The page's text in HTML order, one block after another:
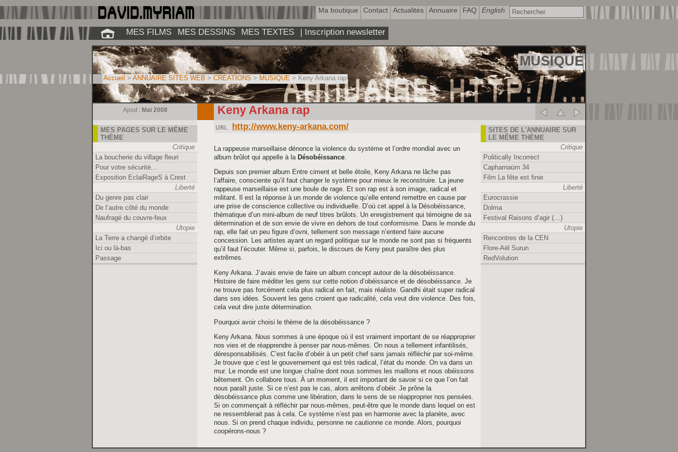
Ajout : Mai 2008
MES PAGES SUR LE MÊME
THÈME
Critique
La boucherie du village fleuri
Pour votre sécurité...
Exposition EclaiRageS à Crest
Liberté
Du genre pas clair
De l’autre côté du monde
Naufragé du couvre-feux
Utopie
La Terre a changé d’orbite
Ici ou là-bas
Passage
Keny Arkana rap
http://www.keny-arkana.com/
La rappeuse marseillaise dénonce la violence du système et l’ordre mondial avec un
album brûlot qui appelle à la Désobéissance
Depuis son premier album Entre ciment et belle étoile, Keny Arkana ne lâche pas
l’affaire, consciente qu’il faut changer le système pour mieux le reconstruire. La jeune
rappeuse marseillaise est une boule de rage. Et son rap est à son image, radical et
militant. Il est la réponse à un monde de violence qu’elle entend remettre en cause par
une prise de conscience collective ou individuelle. D’où cet appel à la Désobéissance,
thématique d’un mini-album de neuf titres brûlots. Un enregistrement qui témoigne de sa
détermination et de son envie de vivre en dehors de tout conformisme. Dans le monde du
rap, elle fait un peu figure d’ovni, tellement son message n’entend faire aucune
concession. Les artistes ayant un regard politique sur le monde ne sont pas si fréquents
qu’il faut l’écouter. Même si, parfois, le discours de Keny peut paraître des plus
extrêmes.
Keny Arkana. J’avais envie de faire un album concept autour de la désobéissance.
Histoire de faire méditer les gens sur cette notion d’obéissance et de désobéissance. Je
ne trouve pas forcément cela plus radical en fait, mais réaliste. Gandhi était super radical
dans ses idées. Souvent les gens croient que radicalité, cela veut dire violence. Des fois,
cela veut dire juste détermination.
Pourquoi avoir choisi le thème de la désobéissance ?
Keny Arkana. Nous sommes à une époque où il est vraiment important de se réapproprier
nos vies et de réapprendre à penser par nous-mêmes. On nous a tellement infantilisés,
déresponsabilisés. C’est facile d’obéir à un petit chef sans jamais réfléchir par soi-même.
Je trouve que c’est le gouvernement qui est très radical, l’état du monde. On va dans un
mur. Le monde est une longue chaîne dont nous sommes les maillons et nous obéissons
bêtement. On collabore tous. À un moment, il est important de savoir si ce que l’on fait
nous paraît juste. Si ce n’est pas le cas, alors arrêtons d’obéir. Je prône la
désobéissance plus comme une libération, dans le sens de se réapproprier nos pensées.
Si on commençait à réfléchir par nous-mêmes, peut-être que le monde dans lequel on est
ne ressemblerait pas à cela. Ce système n’est pas en harmonie avec la planète, avec
nous. Si on prend chaque individu, personne ne cautionne ce monde. Alors, pourquoi
coopérons-nous ?
SITES DE L'ANNUAIRE SUR
LE MÊME THÈME
Critique
Politically Incorrect
Capharnaüm 34
Film La fête est finie
Liberté
Eurocrassie
Dolma
Festival Raisons d’agir (…)
Utopie
Rencontres de la CEN
Flore-Aël Surun
RedVolution
MUSIQUE
Accueil > ANNUAIRE SITES WEB > CRÉATIONS > MUSIQUE > Keny Arkana rap
Ma boutique Contact Actualités Annuaire FAQ English
MES FILMS MES DESSINS MES TEXTES | Inscription newsletter